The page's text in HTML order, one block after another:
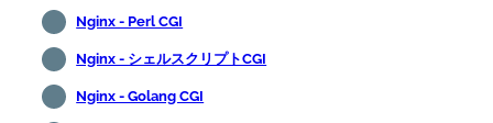
Nginx - Perl CGI
Nginx - シェルスクリプトCGI
Nginx - Golang CGI